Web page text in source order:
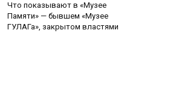
Что показывают в «Музее
Памяти» — бывшем «Музее
ГУЛАГа», закрытом властями